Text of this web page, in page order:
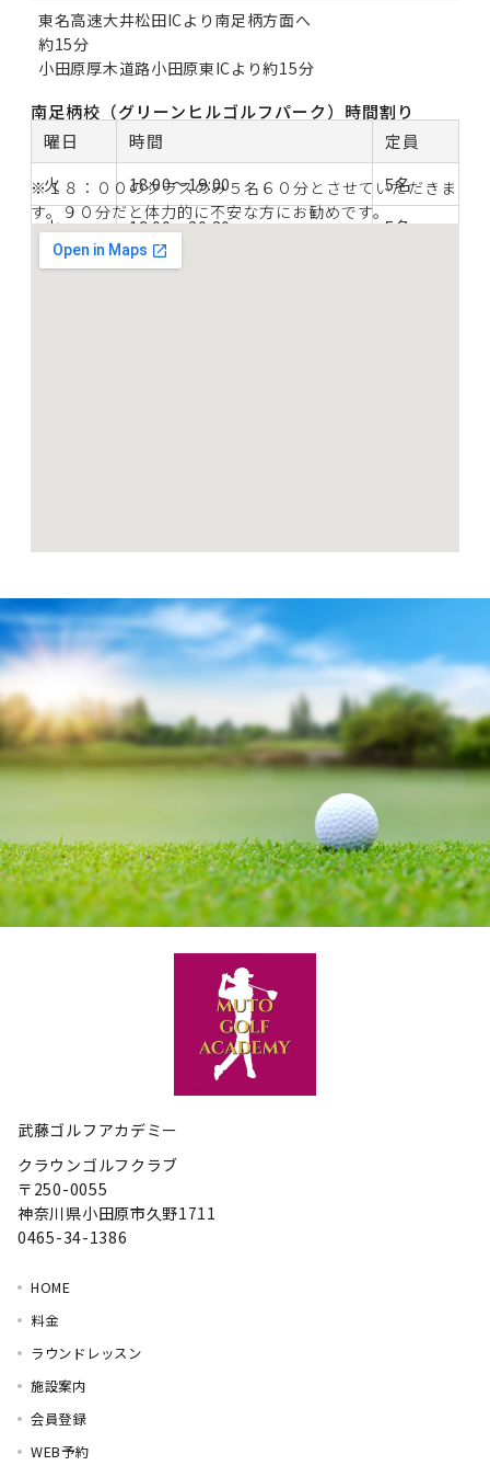
東名高速大井松田ICより南足柄方面へ
約15分
小田原厚木道路小田原東ICより約15分
南足柄校（グリーンヒルゴルフパーク）時間割り
曜日
時間
定員
火
18:00～19:00
5名
火
19:00～20:30
5名
火
20:30～22:00
※１８：００のクラスのみ５名６０分とさせていただきま
す。９０分だと体力的に不安な方にお勧めです。
武藤ゴルフアカデミー
クラウンゴルフクラブ
〒250-0055
神奈川県小田原市久野1711
0465-34-1386
HOME
料金
ラウンドレッスン
施設案内
会員登録
WEB予約